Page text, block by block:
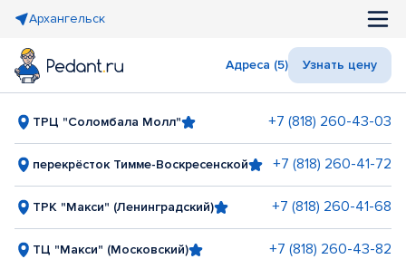
Архангельск
Адреса (5) Узнать цену
ТРЦ "Соломбала Молл" +7 (818) 260-43-03
перекрёсток Тимме-Воскресенской +7 (818) 260-41-72
ТРК "Макси" (Ленинградский) +7 (818) 260-41-68
ТЦ "Макси" (Московский) +7 (818) 260-43-82